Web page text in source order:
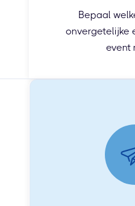
Bepaal
onvergetelijke
event